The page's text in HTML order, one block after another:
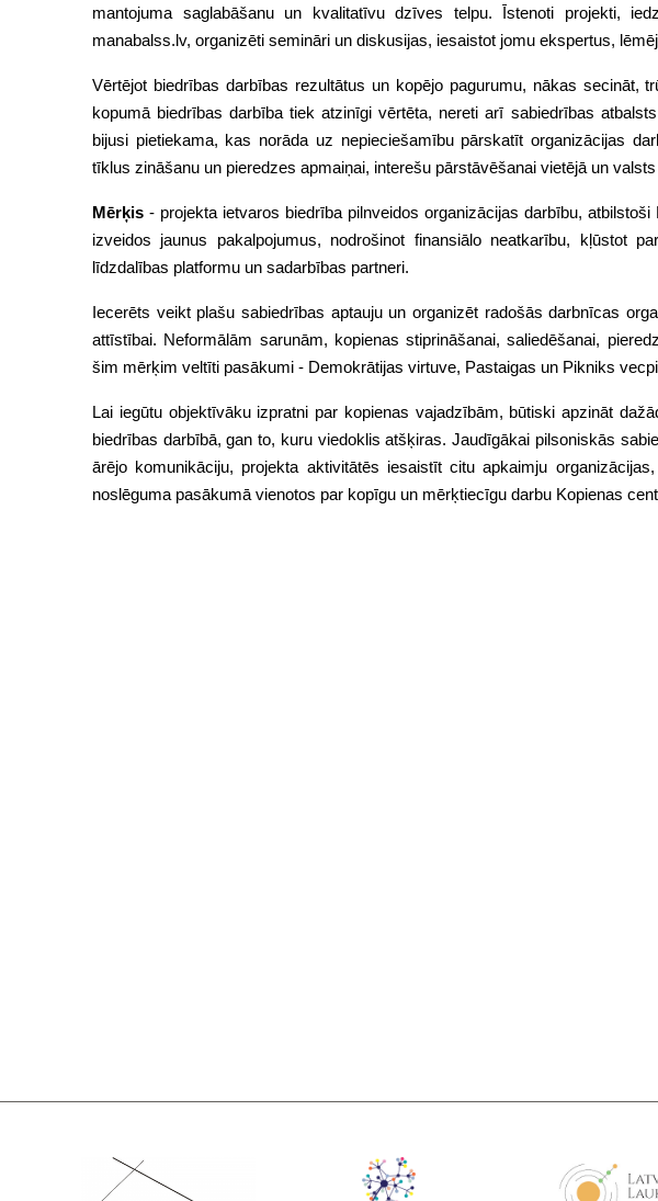
mantojuma saglabāšanu un kvalitatīvu dzīves telpu. Īstenoti projekti,
manabalss.lv, organizēti semināri un diskusijas, iesaistot jomu ekspertus,
Vērtējot biedrības darbības rezultātus un kopējo pagurumu, nākas secināt,
kopumā biedrības darbība tiek atzinīgi vērtēta, nereti arī sabiedrības
bijusi pietiekama, kas norāda uz nepieciešamību pārskatīt organizācijas
tīklus zināšanu un pieredzes apmaiņai, interešu pārstāvēšanai vietējā un
Mērķis - projekta ietvaros biedrība pilnveidos organizācijas darbību,
izveidos jaunus pakalpojumus, nodrošinot finansiālo neatkarību, kļūstot
līdzdalības platformu un sadarbības partneri.
Iecerēts veikt plašu sabiedrības aptauju un organizēt radošās darbnīcas
attīstībai. Neformālām sarunām, kopienas stiprināšanai, saliedēšanai,
šim mērķim veltīti pasākumi - Demokrātijas virtuve, Pastaigas un Pikniks
Lai iegūtu objektīvāku izpratni par kopienas vajadzībām, būtiski apzināt
biedrības darbībā, gan to, kuru viedoklis atšķiras. Jaudīgākai pilsoniskās
ārējo komunikāciju, projekta aktivitātēs iesaistīt citu apkaimju
noslēguma pasākumā vienotos par kopīgu un mērķtiecīgu darbu Kopienas